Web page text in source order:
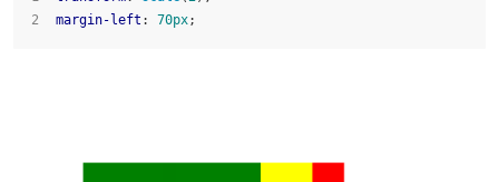
margin-left : 70px;